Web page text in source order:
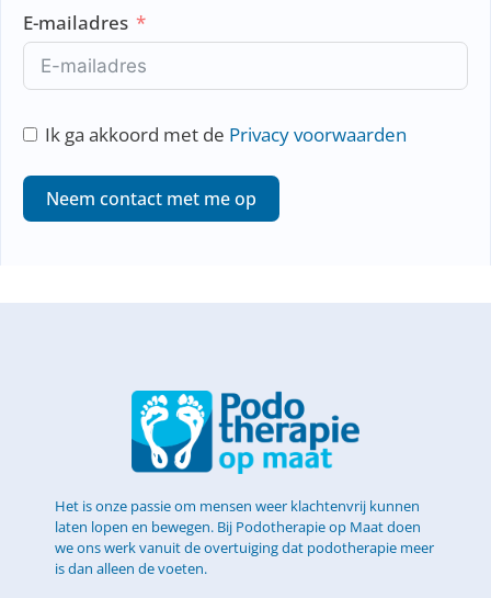
l
a
n
d
s
3
1
E-mailadres
Ik ga akkoord met de Privacy voorwaarden
Neem contact met me op
Het is onze passie om mensen weer klachtenvrij kunnen
laten lopen en bewegen. Bij Podotherapie op Maat doen
we ons werk vanuit de overtuiging dat podotherapie meer
is dan alleen de voeten.